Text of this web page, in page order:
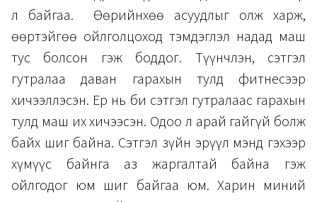
л байгаа. Өөрийнхөө асуудлыг олж харж,
өөртэйгөө ойлголцоход тэмдэглэл надад маш
тус болсон гэж боддог. Түүнчлэн, сэтгэл
гутралаа даван гарахын тулд фитнесээр
хичээллэсэн. Ер нь би сэтгэл гутралаас гарахын
тулд маш их хичээсэн. Одоо л арай гайгүй болж
байх шиг байна. Сэтгэл зүйн эрүүл мэнд гэхээр
хүмүүс байнга аз жаргалтай байна гэж
ойлгодог юм шиг байгаа юм. Харин миний